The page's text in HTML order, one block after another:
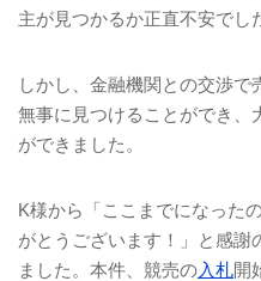
主が見つかるか正直不安でし
しかし、金融機関との交渉
無事に見つけることができ、
ができました。
K様から「ここまでになった
がとうございます！」と感謝
ました。本件、競売の入札開